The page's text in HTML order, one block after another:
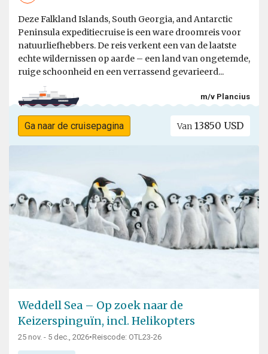
Deze Falkland Islands, South Georgia, and Antarctic
Peninsula expeditiecruise is een ware droomreis voor
natuurliefhebbers. De reis verkent een van de laatste
echte wildernissen op aarde – een land van ongetemde,
ruige schoonheid en een verrassend gevarieerd...
m/v Plancius
Ga naar de cruisepagina Van 13850 USD
Weddell Sea – Op zoek naar de
Keizerspinguïn, incl. Helikopters
25 nov. - 5 dec., 2026•Reiscode: OTL23-26